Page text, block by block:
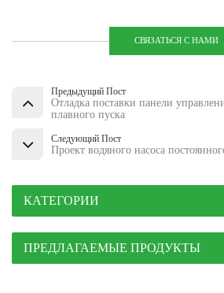
СВЯЗАТЬСЯ С НАМИ
Предыдущий Пост
Отладка поставки панели
плавного пуска
Следующий Пост
Проект водяного насоса
КАТЕГОРИИ
ПРЕДЛАГАЕМЫЕ ПРОДУКТЫ